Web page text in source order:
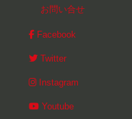
お問い合せ
Facebook
Twitter
Instagram
Youtube